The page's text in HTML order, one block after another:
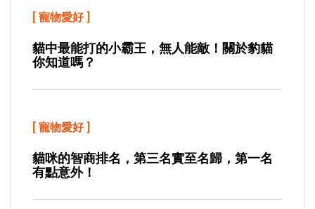
[ 寵物愛好]
貓中最能打的小霸王，無人能敵！關於豹貓
你知道嗎？
[ 寵物愛好]
貓咪的智商排名，第三名實至名歸，第一名
有點意外！